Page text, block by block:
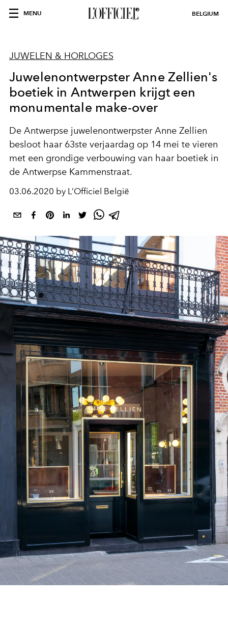
MENU BELGIUM
JUWELEN & HORLOGES
Juwelenontwerpster Anne Zellien's
boetiek in Antwerpen krijgt een
monumentale make-over
De Antwerpse juwelenontwerpster Anne Zellien
besloot haar 63ste verjaardag op 14 mei te vieren
met een grondige verbouwing van haar boetiek in
de Antwerpse Kammenstraat.
03.06.2020 by L’Officiel België